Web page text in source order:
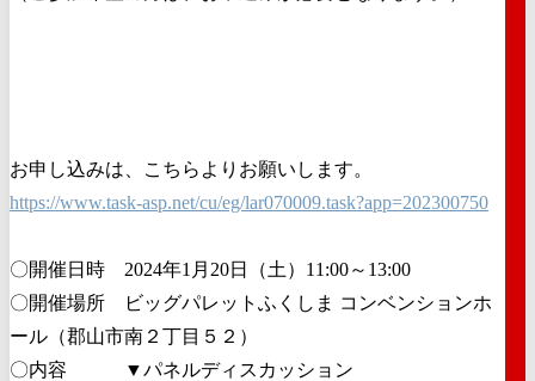
お申し込みは、こちらよりお願いします。
https://www.task-asp.net/cu/eg/lar070009.task?app=202300750
〇開催日時 2024年1月20日（土）11:00～13:00
〇開催場所 ビッグパレットふくしま コンベンションホ
ール（郡山市南２丁目５２）
〇内容 ▼パネルディスカッション